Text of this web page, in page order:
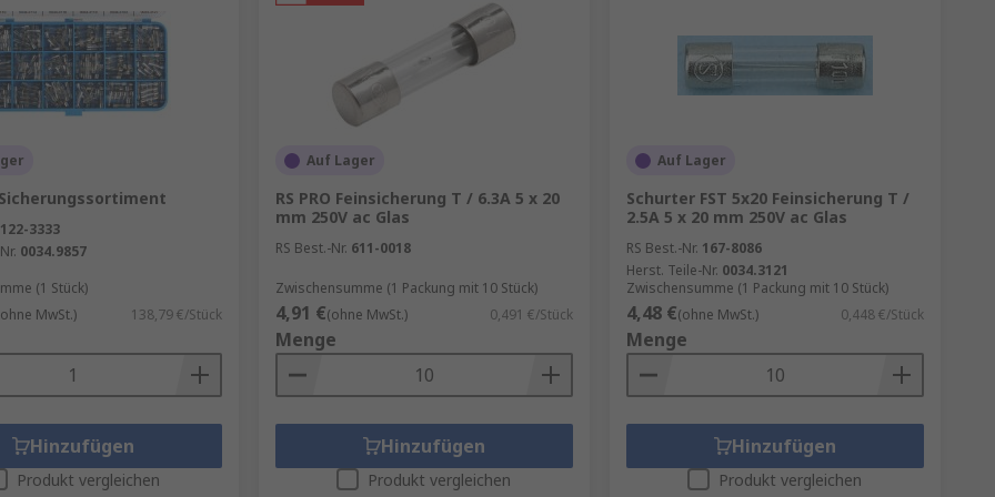
Keramik oder Porzellan erhältlich. Sie sind relativ einfach zu ändern und haben
können. Um den richtigen Nennwert auszuwählen, sollten Sie als Faustregel einen
den das Gerät benötigt, um zu funktionieren. Dadurch kann die Sicherung Schäden
die Stromversorgung bei leichter, harmloser Leistungsverbesserung abgeschaltet
über industrielle Geräte hinaus erhältlich, wie z. B. die
122-3333
0034.9857
(1 Stück)
MwSt.) 138,79 €/Stück
Hinzufügen
Produkt vergleichen
Auf Lager
RS PRO Feinsicherung T / 6.3A 5 x 20
mm 250V ac Glas
RS Best.-Nr. 611-0018
Zwischensumme (1 Packung mit 10 Stück)
4,91 €(ohne MwSt.) 0,491 €/Stück
Menge
Hinzufügen
Produkt vergleichen
Auf Lager
Schurter FST 5x20 Feinsicherung T /
2.5A 5 x 20 mm 250V ac Glas
RS Best.-Nr. 167-8086
Herst. Teile-Nr. 0034.3121
Zwischensumme (1 Packung mit 10 Stück)
4,48 €(ohne MwSt.) 0,448 €/Stück
Menge
Hinzufügen
Produkt vergleichen